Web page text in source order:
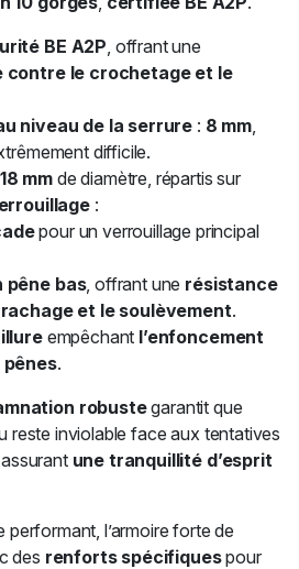
BE A2P , offrant une
le crochetage et le
niveau de la serrure : 8 mm
difficile.
mm de diamètre, répartis sur
:
pour un verrouillage principal
pêne bas, offrant une résistance
et le soulèvement.
empêchant l’enfoncement
pênes.
robustegarantit que
reste inviolable face aux tentatives
une tranquillité d’esprit
performant, l’armoire forte de
des renforts spécifiquespour